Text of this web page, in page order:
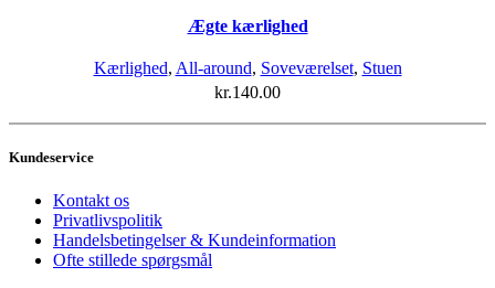
Ægte kærlighed
Kærlighed, All-around, Soveværelset, Stuen
kr.140.00
Kundeservice
Kontakt os
Privatlivspolitik
Handelsbetingelser & Kundeinformation
Ofte stillede spørgsmål